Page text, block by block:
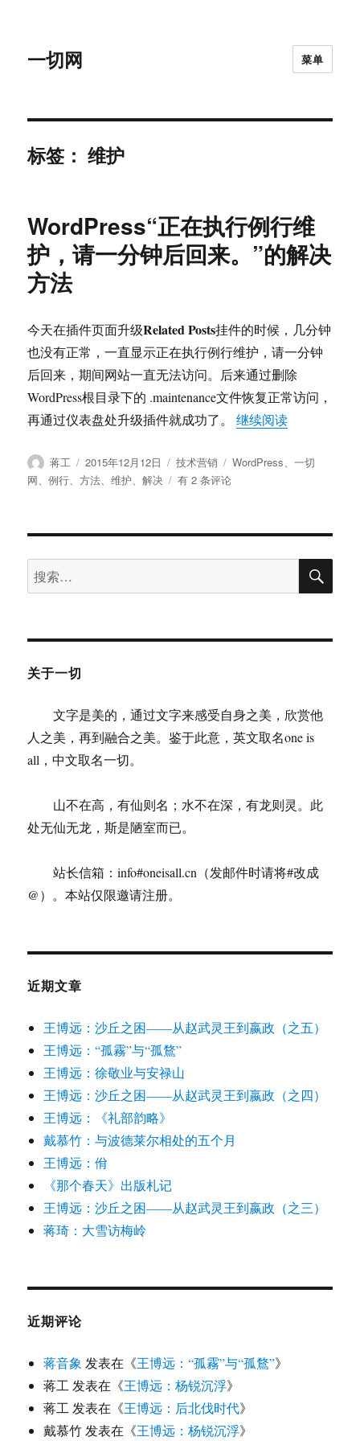
一切网 菜单
标签：维护
WordPress“正在执行例行维
护，请一分钟后回来。”的解决
方法
今天在插件页面升级Related Posts挂件的时候，几分钟
也没有正常，一直显示正在执行例行维护，请一分钟
后回来，期间网站一直无法访问。后来通过删除
WordPress根目录下的 .maintenance文件恢复正常访问，
再通过仪表盘处升级插件就成功了。继续阅读
作
者
蒋工
发
布
2015年12月12日
分
类
技术营销
标
WordPress、一切
网、例行、方法、维护、解决
WordPress“正
行
行
护，
来。”
的
解
法
有 2 条评论
搜
索：
搜
关于一切
文字是美的，通过文字来感受自身之美，欣赏他
人之美，再到融合之美。鉴于此意，英文取名one is
all，中文取名一切。
山不在高，有仙则名；水不在深，有龙则灵。此
处无仙无龙，斯是陋室而已。
站长信箱：info#oneisall.cn（发邮件时请将#改成
@）。本站仅限邀请注册。
近期文章
王博远：沙丘之困——从赵武灵王到嬴政（之五）
王博远：“孤霧”与“孤鶩”
王博远：徐敬业与安禄山
王博远：沙丘之困——从赵武灵王到嬴政（之四）
王博远：《礼部韵略》
戴慕竹：与波德莱尔相处的五个月
王博远：佾
《那个春天》出版札记
王博远：沙丘之困——从赵武灵王到嬴政（之三）
蒋琦：大雪访梅岭
近期评论
蒋音象 发表在《王博远：“孤霧”与“孤鶩”》
蒋工 发表在《王博远：杨锐沉浮》
蒋工 发表在《王博远：后北伐时代》
戴慕竹 发表在《王博远：杨锐沉浮》